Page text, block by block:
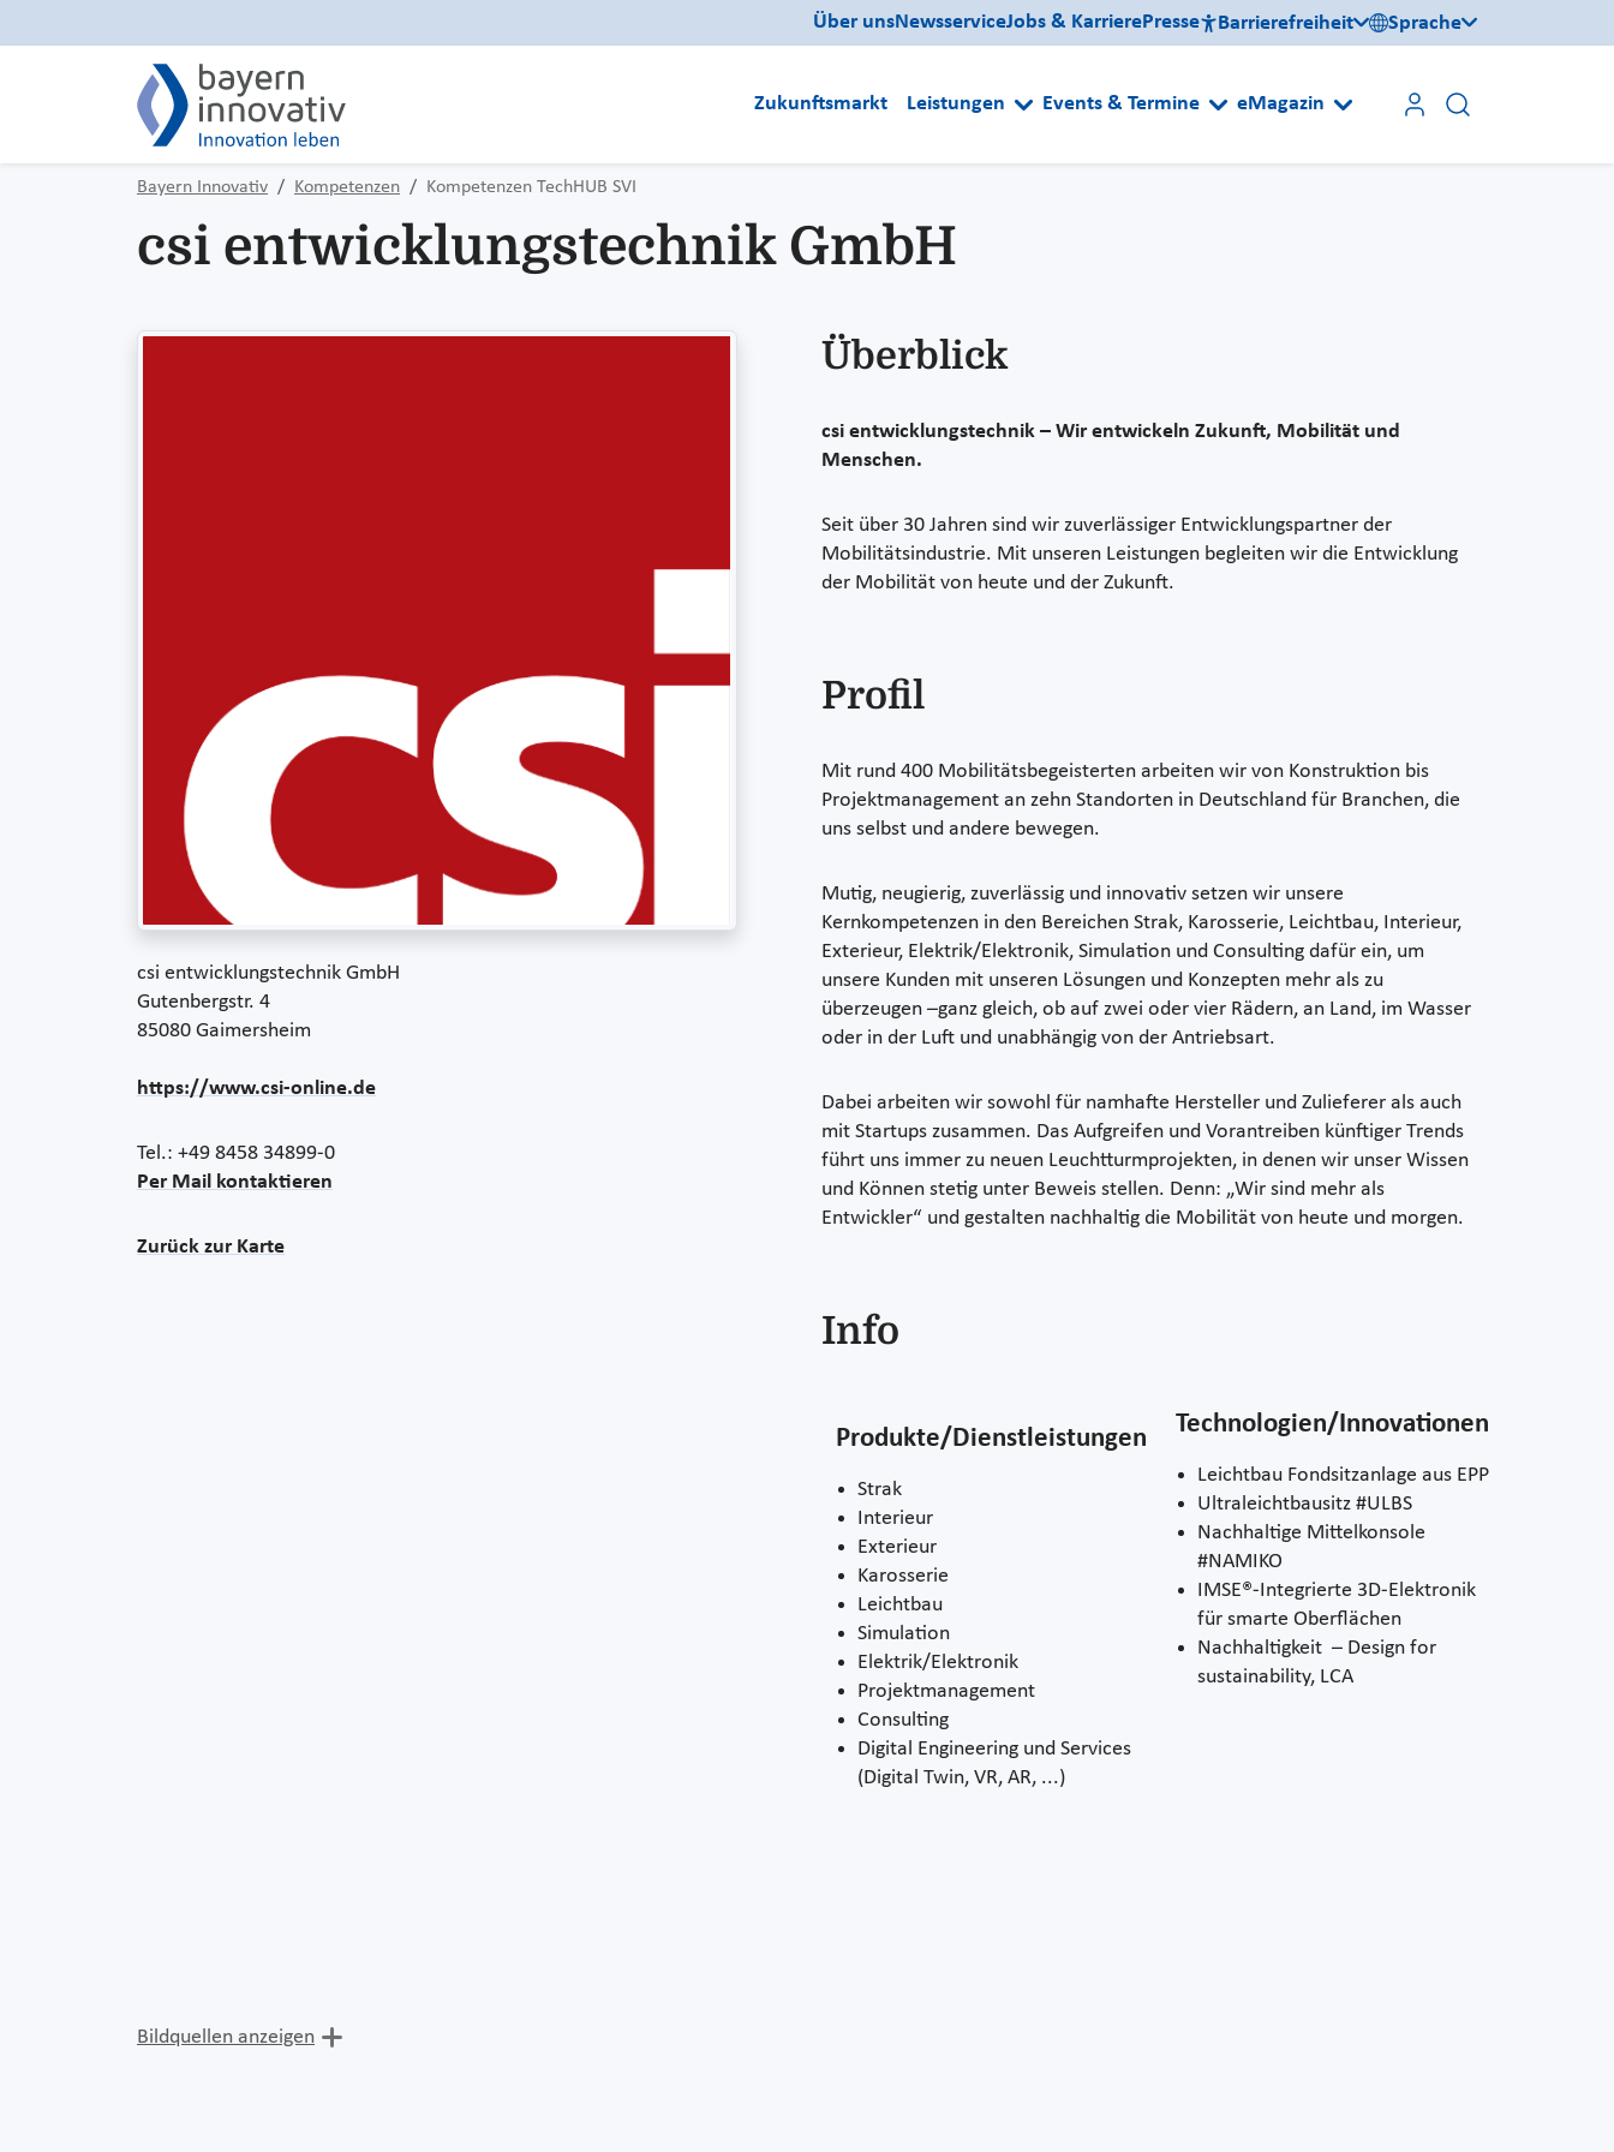
Über unsNewsserviceJobs & KarrierePresse Barrierefreiheit Sprache
Zukunftsmarkt Leistungen Events & Termine eMagazin
Bayern Innovativ Kompetenzen Kompetenzen TechHUB SVI
csi entwicklungstechnik GmbH
csi entwicklungstechnik GmbH
Gutenbergstr. 4
85080 Gaimersheim
https://www.csi-online.de
Tel.: +49 8458 34899-0
Per Mail kontaktieren
Zurück zur Karte
Überblick
csi entwicklungstechnik – Wir entwickeln Zukunft, Mobilität und
Menschen.
Seit über 30 Jahren sind wir zuverlässiger Entwicklungspartner der
Mobilitätsindustrie. Mit unseren Leistungen begleiten wir die Entwicklung
der Mobilität von heute und der Zukunft.
Profil
Mit rund 400 Mobilitätsbegeisterten arbeiten wir von Konstruktion bis
Projektmanagement an zehn Standorten in Deutschland für Branchen, die
uns selbst und andere bewegen.
Mutig, neugierig, zuverlässig und innovativ setzen wir unsere
Kernkompetenzen in den Bereichen Strak, Karosserie, Leichtbau, Interieur,
Exterieur, Elektrik/Elektronik, Simulation und Consulting dafür ein, um
unsere Kunden mit unseren Lösungen und Konzepten mehr als zu
überzeugen –ganz gleich, ob auf zwei oder vier Rädern, an Land, im Wasser
oder in der Luft und unabhängig von der Antriebsart.
Dabei arbeiten wir sowohl für namhafte Hersteller und Zulieferer als auch
mit Startups zusammen. Das Aufgreifen und Vorantreiben künftiger Trends
führt uns immer zu neuen Leuchtturmprojekten, in denen wir unser Wissen
und Können stetig unter Beweis stellen. Denn: „Wir sind mehr als
Entwickler“ und gestalten nachhaltig die Mobilität von heute und morgen.
Info
Produkte/Dienstleistungen
Strak
Interieur
Exterieur
Karosserie
Leichtbau
Simulation
Elektrik/Elektronik
Projektmanagement
Consulting
Digital Engineering und Services
(Digital Twin, VR, AR, ...)
Technologien/Innovationen
Leichtbau Fondsitzanlage aus EPP
Ultraleichtbausitz #ULBS
Nachhaltige Mittelkonsole
#NAMIKO
IMSE®-Integrierte 3D-Elektronik
für smarte Oberflächen
Nachhaltigkeit – Design for
sustainability, LCA
Bildquellen anzeigen